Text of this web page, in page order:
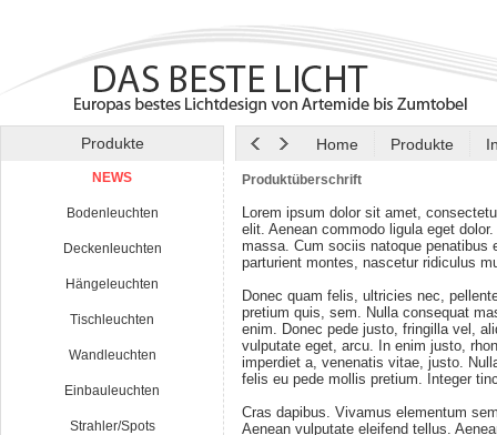
Produkte Home Produkte
NEWS
Bodenleuchten
Deckenleuchten
Hängeleuchten
Tischleuchten
Wandleuchten
Einbauleuchten
Strahler/Spots
Produktüberschrift
Lorem ipsum dolor sit amet,
elit. Aenean commodo ligula eget dolor.
massa. Cum sociis natoque penatibus
parturient montes, nascetur ridiculus
Donec quam felis, ultricies nec,
pretium quis, sem. Nulla consequat
enim. Donec pede justo, fringilla vel,
vulputate eget, arcu. In enim justo,
imperdiet a, venenatis vitae, justo.
felis eu pede mollis pretium. Integer
Cras dapibus. Vivamus elementum
Aenean vulputate eleifend tellus.